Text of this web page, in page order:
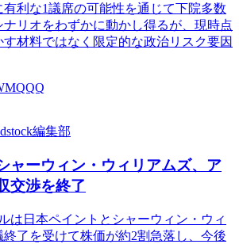
利な1議席の可能性を通じて下院多数
リオをわずかに動かし得るが、現時点
材料ではなく限定的な政治リスク要因
QQQ
編集部
ャーウィン・ウィリアムズ、ア
交渉を終了
は日本ペイントとシャーウィン・ウィ
終了を受けて株価が約2割急落し、今後